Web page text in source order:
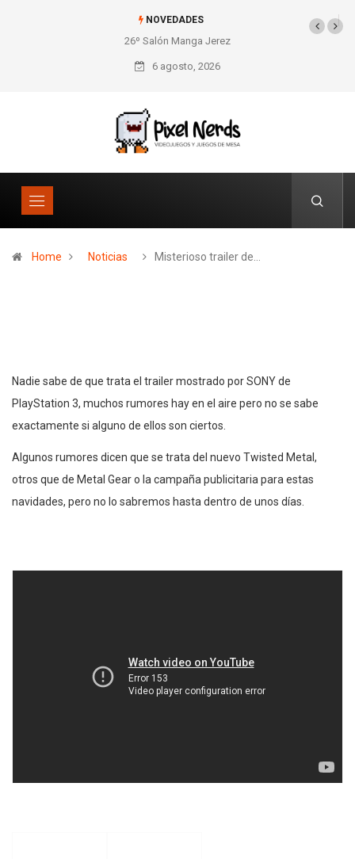
NOVEDADES
26º Salón Manga Jerez SNES Pixel Book para
los amantes de lo retro
6 agosto, 2026
Home Noticias Misterioso trailer de…
Nadie sabe de que trata el trailer mostrado por SONY de
PlayStation 3, muchos rumores hay en el aire pero no se sabe
exactamente si alguno de ellos son ciertos.
Algunos rumores dicen que se trata del nuevo Twisted Metal,
otros que de Metal Gear o la campaña publicitaria para estas
navidades, pero no lo sabremos hasta dentro de unos días.